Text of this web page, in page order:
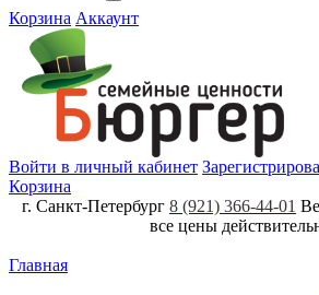
Корзина Аккаунт
Войти в личный кабинет
Корзина
г. Санкт-Петербург 8 (921) 366-44-01
все цены
Главная